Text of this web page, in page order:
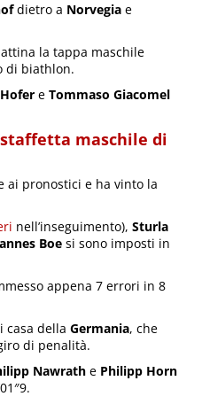
dietro a Norvegia e
la tappa maschile
di biathlon.
eTommaso Giacomel
maschile di
ai pronostici e ha vinto la
nell’inseguimento),Sturla
Boe si sono imposti in
appena 7 errori in 8
casa dellaGermania, che
di penalità.
Nawrath e Philipp Horn